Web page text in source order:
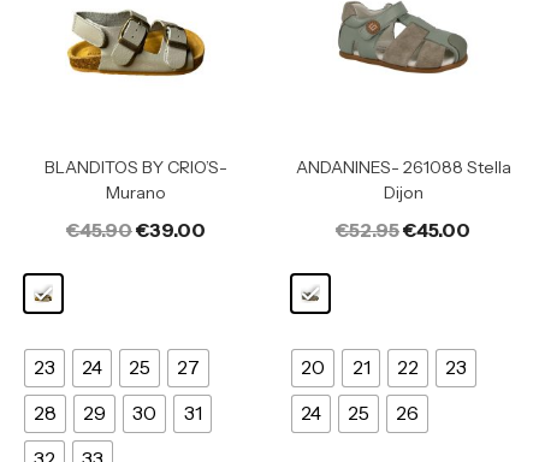
BLANDITOS BY CRIO’S-
Murano
€45.90€39.00
23 24 25
27
28
29 30
31
ANDANINES- 261088 Stella
Dijon
€52.95€45.00
20 21 22
23
24
25 26